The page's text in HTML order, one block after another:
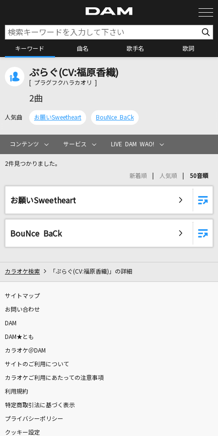
キーワード 曲名 歌手名 歌詞
カラオケ検索
カラオケリクエスト
リアルタイムで歌われている曲の一覧
旅路
藤井 風
M!LK
[生音]366日
HY
[生音]あぁ、もう。
[生音]カシスオレンジ
Laughing Hick
ぷらぐ(CV:福原香織)
[ プラグフクハラカオリ ]
2曲
人気曲 お願いSweetheart BouNce BaCk
コンテンツ サービス LIVE DAM WAO!
2件見つかりました。
新着順 人気順 50音順
お願いSweetheart
BouNce BaCk
カラオケ検索 「ぷらぐ(CV:福原香織)」の詳細
サイトマップ
お問い合わせ
DAM
DAM★とも
カラオケ＠DAM
サイトのご利用について
カラオケご利用にあたっての注意事項
利用規約
特定商取引法に基づく表示
プライバシーポリシー
クッキー設定